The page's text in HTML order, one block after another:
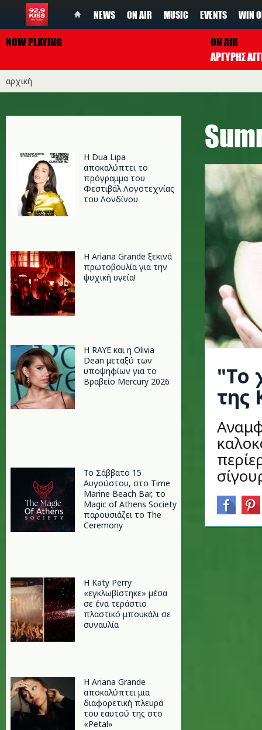
NEWS ON AIR MUSIC EVENTS WIN
NOW PLAYING
ON AIR
ΑΡΓΥΡΗΣ
αρχική
Η Dua Lipa
αποκαλύπτει το
πρόγραμμα του
Φεστιβάλ Λογοτεχνίας
του Λονδίνου
Η Ariana Grande ξεκινά
πρωτοβουλία για την
ψυχική υγεία!
Η RAYE και η Olivia
Dean μεταξύ των
υποψηφίων για το
Βραβείο Mercury 2026
Το Σάββατο 15
Αυγούστου, στο Time
Marine Beach Bar, το
Magic of Athens Society
παρουσιάζει το The
Ceremony
H Katy Perry
«εγκλωβίστηκε» μέσα
σε ένα τεράστιο
πλαστικό μπουκάλι σε
συναυλία
Η Ariana Grande
αποκαλύπτει μια
διαφορετική πλευρά
του εαυτού της στο
«Petal»
"Το
της